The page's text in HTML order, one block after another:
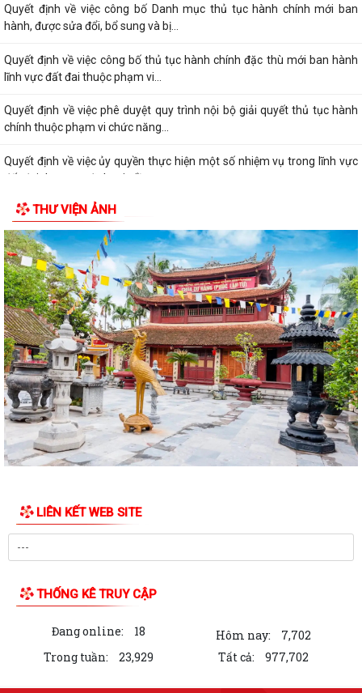
Quyết định về việc công bố Danh mục thủ tục hành chính mới ban
hành, được sửa đổi, bổ sung và bị...
Quyết định về việc công bố thủ tục hành chính đặc thù mới ban hành
lĩnh vực đất đai thuộc phạm vi...
Quyết định về việc phê duyệt quy trình nội bộ giải quyết thủ tục hành
chính thuộc phạm vi chức năng...
Quyết định về việc ủy quyền thực hiện một số nhiệm vụ trong lĩnh vực
đất đai theo quy định tại Điều...
Quyết định quy định về việc phân cấp thực hiện một số nhiệm vụ trong
lĩnh vực đất đai và trình tự,...
Phường Dương Kinh tham dự hội nghị trực tuyến về đẩy nhanh tiến độ
xây dựng cơ sở dữ liệu đất đai
Đảng ủy phường Dương Kinh tổ chức sinh hoạt chi bộ thường kỳ (mẫu)
tại chi bộ TDP Hải Hoà
Phường Dương Kinh triển khai Chương trình Sức khỏe học đường giai
đoạn 2026–2035
Phường Dương Kinh tổ chức sinh hoạt dưới cờ, quyết tâm hoàn thành
các nhiệm vụ trọng tâm tháng 8
Quyết định về việc công bố Danh mục thủ tục hành chính được sửa đổi,
Kế hoạch tổ chức Hội nghị tổng kết năm học 2025-2026 và triển khai
phương hướng nhiệm vụ năm học...
tác cán bộ
Phường Dương Kinh chung tay hiến máu – Trao gửi yêu thương, tiếp
THƯ VIỆN ẢNH
LIÊN KẾT WEB SITE
THỐNG KÊ TRUY CẬP
Đang online: 18 Hôm nay:
7,702
Trong tuần:
23,929 Tất cả: 977,702